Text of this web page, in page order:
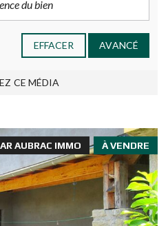
EFFACER AVANCÉ
CE MÉDIA
À VENDRE
AUBRAC IMMO